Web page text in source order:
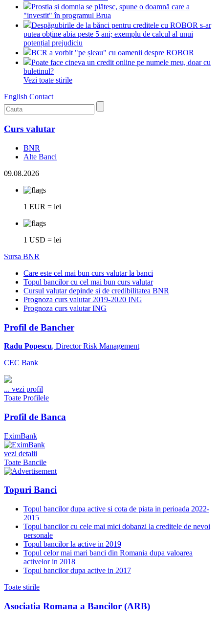
Prostia și domnia se plătesc, spune o doamnă care a
"investit" în programul Brua
Despăgubirile de la bănci pentru creditele cu ROBOR s-ar
putea obține abia peste 5 ani; exemplu de calcul al unui
potențial prejudiciu
BCR a vorbit "pe șleau" cu oamenii despre ROBOR
Poate face cineva un credit online pe numele meu, doar cu
buletinul?
Vezi toate stirile
English Contact
Curs valutar
BNR
Alte Banci
09.08.2026
1 EUR = lei
1 USD = lei
Sursa BNR
Care este cel mai bun curs valutar la banci
Topul bancilor cu cel mai bun curs valutar
Cursul valutar depinde si de credibilitatea BNR
Prognoza curs valutar 2019-2020 ING
Prognoza curs valutar ING
Profil de Bancher
Radu Popescu, Director Risk Management
CEC Bank
... vezi profil
Toate Profilele
Profil de Banca
EximBank
vezi detalii
Toate Bancile
Topuri Banci
Topul bancilor dupa active si cota de piata in perioada 2022-
2015
Topul bancilor cu cele mai mici dobanzi la creditele de nevoi
personale
Topul bancilor la active in 2019
Topul celor mai mari banci din Romania dupa valoarea
activelor in 2018
Topul bancilor dupa active in 2017
Toate stirile
Asociatia Romana a Bancilor (ARB)